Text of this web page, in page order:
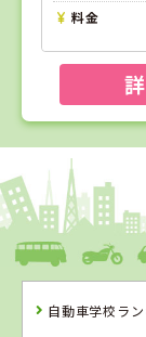
料金
1
綜合自動
自動車学校ラ